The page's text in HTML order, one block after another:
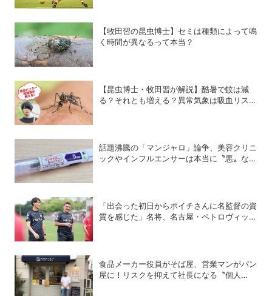
【牧田習の昆虫博士】セミは種類によって鳴
く時間が異なるって本当？
【昆虫博士・牧田習が解説】酷暑で蚊は減
る？それとも増える？異常気象は吸血リスク
話題沸騰の「マンジャロ」論争、美容クリニ
ックやインフルエンサーは本当に〝悪〟なの
「出会った初日からポイチさんに名監督の資
質を感じた」名将、名古屋・ペトロヴィッチ
食品メーカー役員がそば屋、営業マンがパン
屋に！リスクを抑えて社長になる〝個人